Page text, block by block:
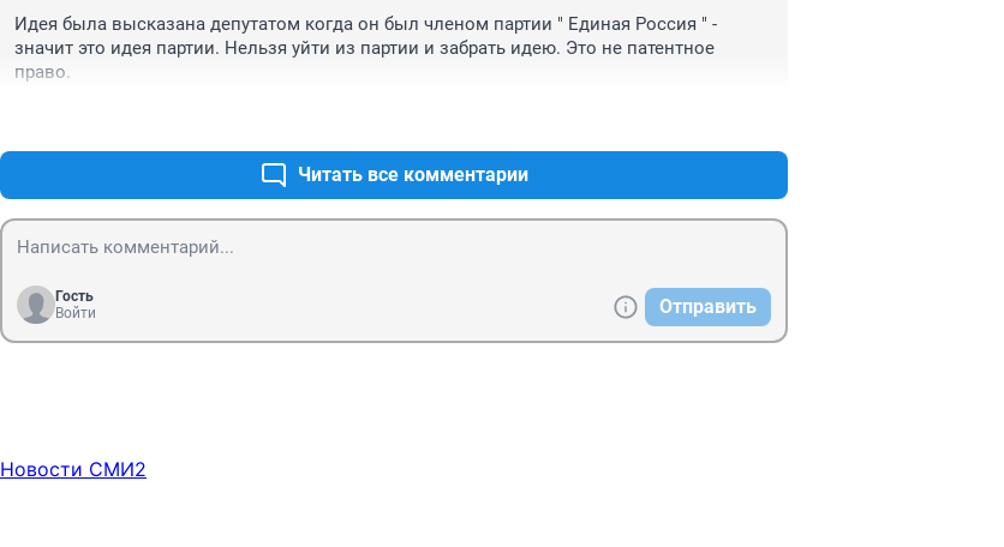
Идея была высказана депутатом когда он был членом партии " Единая Россия " -
значит это идея партии. Нельзя уйти из партии и забрать идею. Это не патентное
право.
Читать все комментарии
Гость
Войти
Отправить
Новости СМИ2